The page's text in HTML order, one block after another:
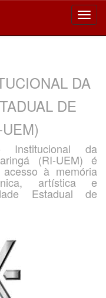
DA
DE
Institucional da
(RI-UEM) é
à memória
artística e
Estadual de